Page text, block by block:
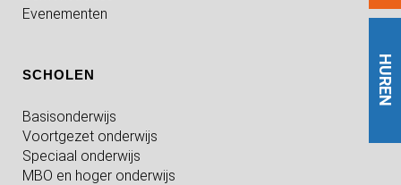
HUREN
Evenementen
SCHOLEN
Basisonderwijs
Voortgezet onderwijs
Speciaal onderwijs
MBO en hoger onderwijs